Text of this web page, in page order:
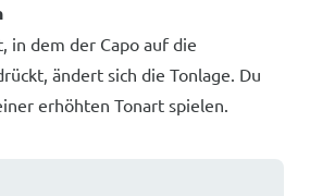
in dem der Capo auf die
ändert sich die Tonlage. Du
erhöhten Tonart spielen.